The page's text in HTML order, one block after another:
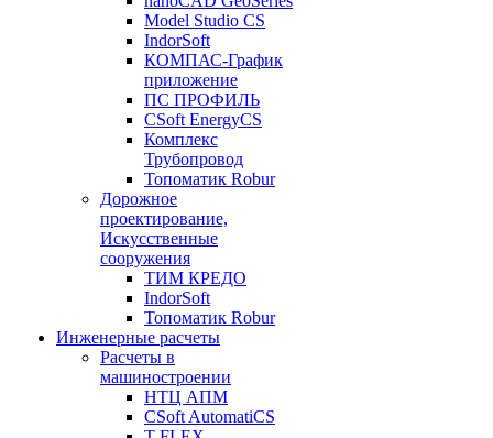
Model Studio CS
IndorSoft
КОМПАС-График
приложение
ПС ПРОФИЛЬ
CSoft EnergyCS
Комплекс
Трубопровод
Топоматик Robur
Дорожное
проектирование,
Искусственные
сооружения
ТИМ КРЕДО
IndorSoft
Топоматик Robur
Инженерные расчеты
Расчеты в
машиностроении
НТЦ АПМ
CSoft AutomatiCS